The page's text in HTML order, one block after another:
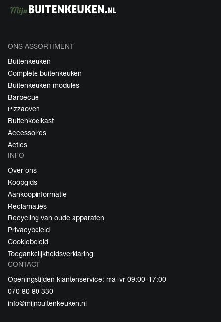
ONS ASSORTIMENT
Buitenkeuken
Complete buitenkeuken
Buitenkeuken modules
Barbecue
Pizzaoven
Buitenkoelkast
Accessoires
Acties
INFO
Over ons
Koopgids
Aankoopinformatie
Reclamaties
Recycling van oude apparaten
Privacybeleid
Cookiebeleid
Toegankelijkheidsverklaring
CONTACT
Openingstijden klantenservice: ma–vr 09:00–17:00
070 80 80 330
info@mijnbuitenkeuken.nl